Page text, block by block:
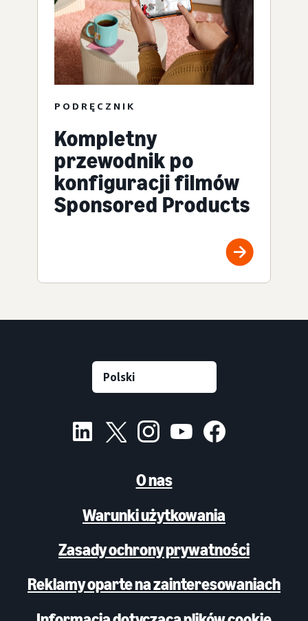
PODRĘCZNIK
Kompletny
przewodnik po
konfiguracji filmów
Sponsored Products
O nas
Warunki użytkowania
Zasady ochrony prywatności
Reklamy oparte na zainteresowaniach